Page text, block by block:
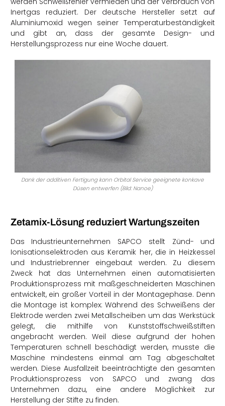
Inertgas reduziert. Der deutsche Hersteller setzt auf
Aluminiumoxid wegen seiner Temperaturbeständigkeit
und gibt an, dass der gesamte Design- und
Herstellungsprozess nur eine Woche dauert.
Dank der additiven Fertigung kann Orbital Service geeignete konkave
Düsen entwerfen (Bild: Nanoe)
Zetamix-Lösung reduziert Wartungszeiten
Das Industrieunternehmen SAPCO stellt Zünd- und
Ionisationselektroden aus Keramik her, die in Heizkessel
und Industriebrenner eingebaut werden. Zu diesem
Zweck hat das Unternehmen einen automatisierten
Produktionsprozess mit maßgeschneiderten Maschinen
entwickelt, ein großer Vorteil in der Montagephase. Denn
die Montage ist komplex: Während des Schweißens der
Elektrode werden zwei Metallscheiben um das Werkstück
gelegt, die mithilfe von Kunststoffschweißstiften
angebracht werden. Weil diese aufgrund der hohen
Temperaturen schnell beschädigt werden, musste die
Maschine mindestens einmal am Tag abgeschaltet
werden. Diese Ausfallzeit beeinträchtigte den gesamten
Produktionsprozess von SAPCO und zwang das
Unternehmen dazu, eine andere Möglichkeit zur
Herstellung der Stifte zu finden.